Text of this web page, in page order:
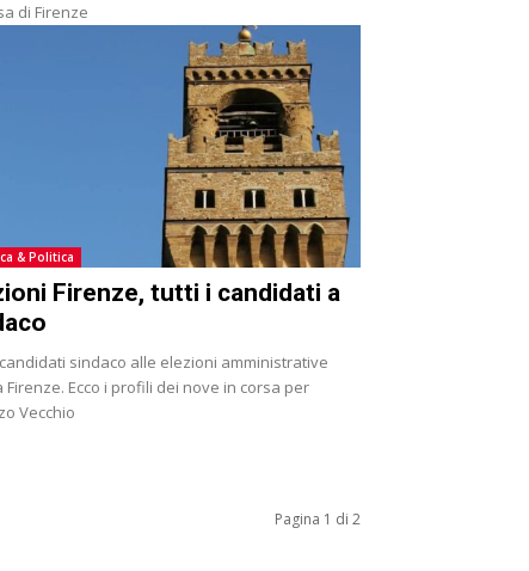
di Firenze
& Politica
Firenze, tutti i candidati a
sindaco alle elezioni amministrative
Firenze. Ecco i profili dei nove in corsa per
Vecchio
Pagina 1 di 2